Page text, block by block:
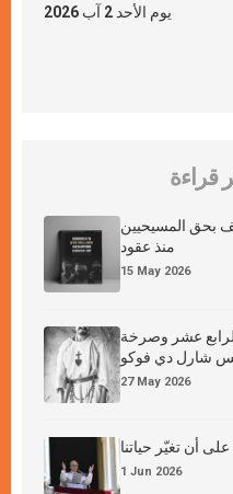
يوم الأحد 2 آب 2026
قراءة
بحق المسيحيين
منذ عقود
15 May 2026
الرابع عشر وصرخة
شارل دي فوكو
27 May 2026
على أن تغيّر حياتنا
1 Jun 2026